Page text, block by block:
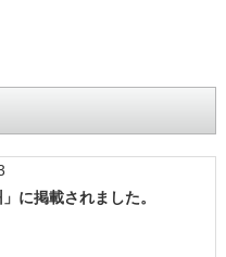
」に掲載されました。